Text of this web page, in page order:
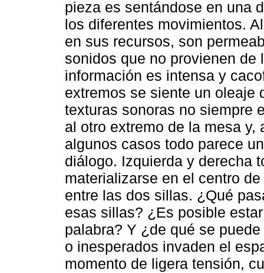
pieza es sentándose en una
los diferentes movimientos.
en sus recursos, son
sonidos que no provienen
información es intensa y
extremos se siente un oleaje
texturas sonoras no siempre
al otro extremo de la mesa
algunos casos todo parece
diálogo. Izquierda y derecha
materializarse en el centro
entre las dos sillas. ¿Qué
esas sillas? ¿Es posible
palabra? Y ¿de qué se
o inesperados invaden el
momento de ligera tensión,